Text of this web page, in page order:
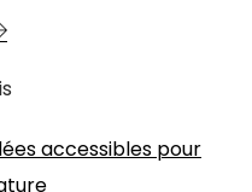
accessibles pour